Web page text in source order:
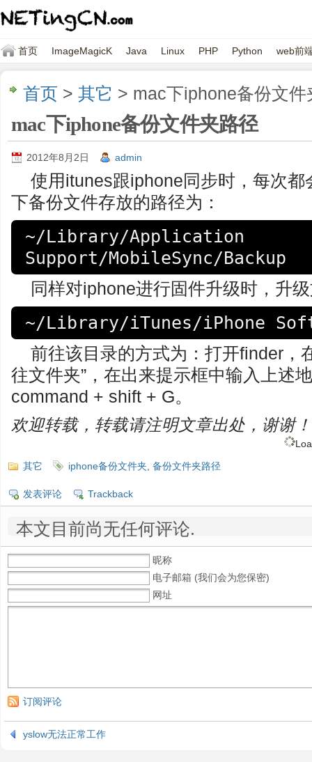
首页 ImageMagicK Java Linux PHP Python web前
首页 > 其它 > mac下iphone备份文件
mac下iphone备份文件夹路径
2012年8月2日 admin
使用itunes跟iphone同步时，每次
下备份文件存放的路径为：
~/Library/Application
Support/MobileSync/Backup
同样对iphone进行固件升级时，升
~/Library/iTunes/iPhone
前往该目录的方式为：打开finder，
往文件夹”，在出来提示框中输入上述
command + shift + G。
欢迎转载，转载请注明文章出处，谢谢！
其它
iphone备份文件夹 备份文件夹路径
发表评论 Trackback
本文目前尚无任何评论.
昵称
电子邮箱 (我们会为您保密)
网址
订阅评论
yslow无法正常工作